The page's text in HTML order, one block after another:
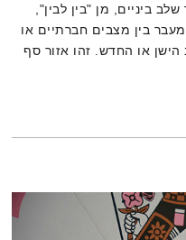
ביניים, מן "בין לבין",
בין מצבים חברתיים או
או החדש. זהו אזור סף